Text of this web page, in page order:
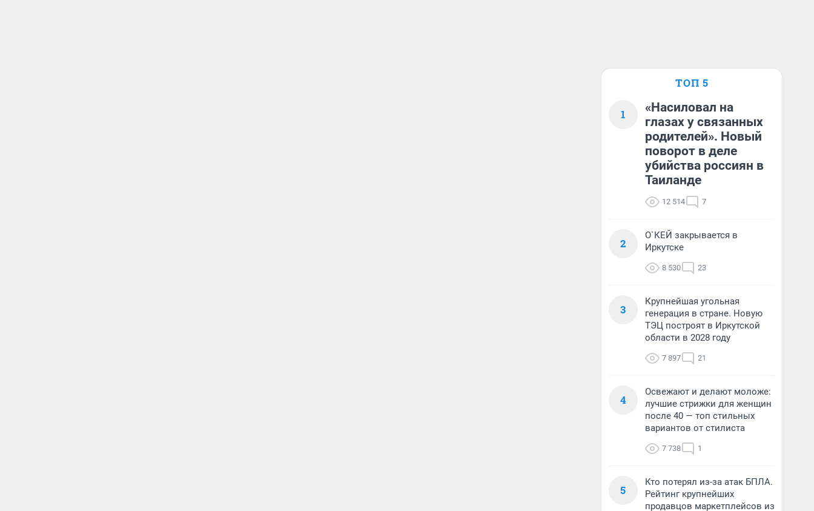
ТОП 5
1
«Насиловал на
глазах у связанных
родителей». Новый
поворот в деле
убийства россиян в
Таиланде
12 514 7
2
О`КЕЙ закрывается в
Иркутске
8 530 23
3
Крупнейшая угольная
генерация в стране. Новую
ТЭЦ построят в Иркутской
области в 2028 году
7 897 21
4
Освежают и делают моложе:
лучшие стрижки для женщин
после 40 — топ стильных
вариантов от стилиста
7 738 1
5
Кто потерял из-за атак БПЛА.
Рейтинг крупнейших
продавцов маркетплейсов из